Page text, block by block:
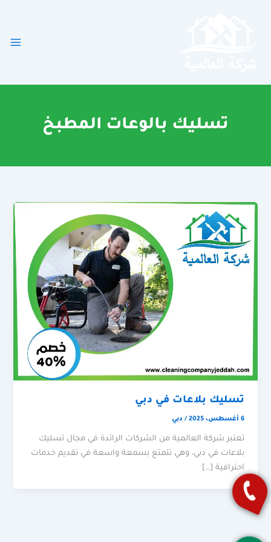
تسليك بالوعات المطبخ
تسليك بلاعات في دبي
6 أغسطس، 2025 / دبي
تعتبر شركة العالمية من الشركات الرائدة في مجال تسليك
بلاعات في دبي، وهي تتمتع بسمعة واسعة في تقديم خدمات
احترافية […]